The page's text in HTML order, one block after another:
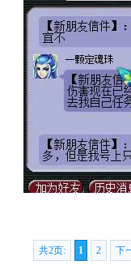
共2页: 1 2 下